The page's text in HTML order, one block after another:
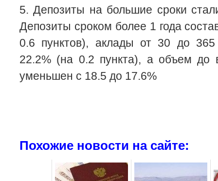
5. Депозиты на большие сроки
Депозиты сроком более 1 года
0.6 пунктов), аклады от 30 до
22.2% (на 0.2 пункта), а объем до
уменьшен с 18.5 до 17.6%
Похожие новости на сайте: